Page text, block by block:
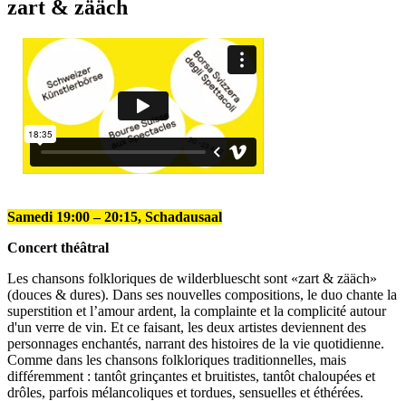
zart & zääch
Samedi 19:00 – 20:15, Schadausaal
Concert théâtral
Les chansons folkloriques de wilderbluescht sont «zart & zääch»
(douces & dures). Dans ses nouvelles compositions, le duo chante la
superstition et l’amour ardent, la complainte et la complicité autour
d'un verre de vin. Et ce faisant, les deux artistes deviennent des
personnages enchantés, narrant des histoires de la vie quotidienne.
Comme dans les chansons folkloriques traditionnelles, mais
différemment : tantôt grinçantes et bruitistes, tantôt chaloupées et
drôles, parfois mélancoliques et tordues, sensuelles et éthérées.